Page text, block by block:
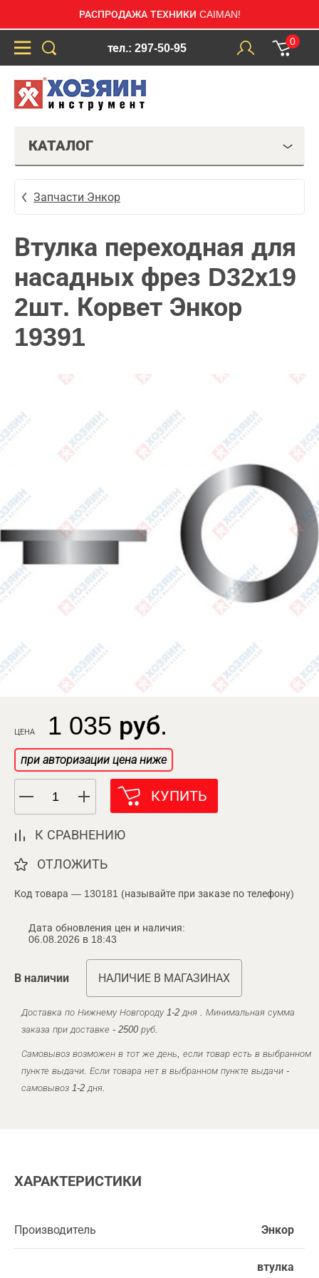
РАСПРОДАЖА ТЕХНИКИ CAIMAN!
тел.: 297-50-95
0
КАТАЛОГ
Запчасти Энкор
Втулка переходная для
насадных фрез D32х19
2шт. Корвет Энкор
19391
ЦЕНА 1 035 руб.
при авторизации цена ниже
КУПИТЬ
К СРАВНЕНИЮ
ОТЛОЖИТЬ
Код товара — 130181 (называйте при заказе по телефону)
Дата обновления цен и наличия:
06.08.2026 в 18:43
В наличии НАЛИЧИЕ В МАГАЗИНАХ
Доставка по Нижнему Новгороду 1-2 дня . Минимальная сумма
заказа при доставке - 2500 руб.
Самовывоз возможен в тот же день, если товар есть в выбранном
пункте выдачи. Если товара нет в выбранном пункте выдачи -
самовывоз 1-2 дня.
ХАРАКТЕРИСТИКИ
Производитель Энкор
втулка